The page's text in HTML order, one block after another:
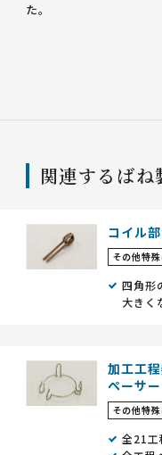
た。
関連するばね
コイル
その他特
四角形
大きく
加工工
ペーサー
その他特
全21工